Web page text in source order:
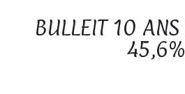
BULLEIT 10
45,6%